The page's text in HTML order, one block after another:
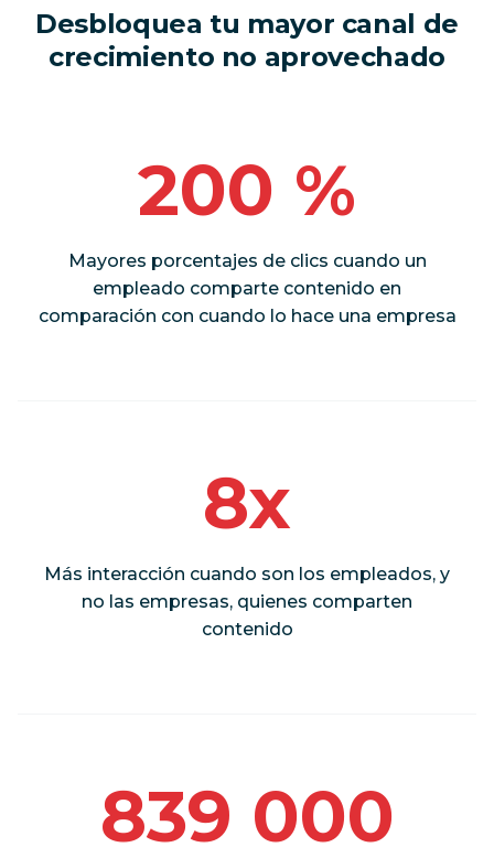
Desbloquea tu mayor canal de
crecimiento no aprovechado
200 %
Mayores porcentajes de clics cuando un
empleado comparte contenido en
comparación con cuando lo hace una empresa
8x
Más interacción cuando son los empleados, y
no las empresas, quienes comparten
contenido
839 000